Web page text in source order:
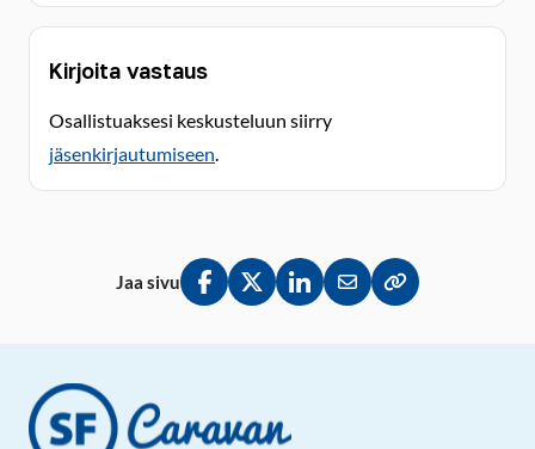
Kirjoita vastaus
Osallistuaksesi keskusteluun siirry
jäsenkirjautumiseen.
Jaa sivu
Jaa Facebookissa
Jaa Twitterissä
Jaa LinkedInissä
Jaa sähköpostitse
Kopioi linkki